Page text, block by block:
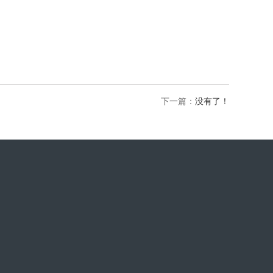
下一篇： 没有了！